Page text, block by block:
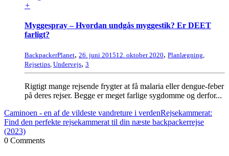
+
Myggespray – Hvordan undgås myggestik? Er DEET
farligt?
BackpackerPlanet, 26. juni 201512. oktober 2020, Planlægning,
Rejsetips, Undervejs, 3
Rigtigt mange rejsende frygter at få malaria eller dengue-feber
på deres rejser. Begge er meget farlige sygdomme og derfor...
Caminoen - en af de vildeste vandreture i verdenRejsekammerat:
Find den perfekte rejsekammerat til din næste backpackerrejse
(2023)
0 Comments